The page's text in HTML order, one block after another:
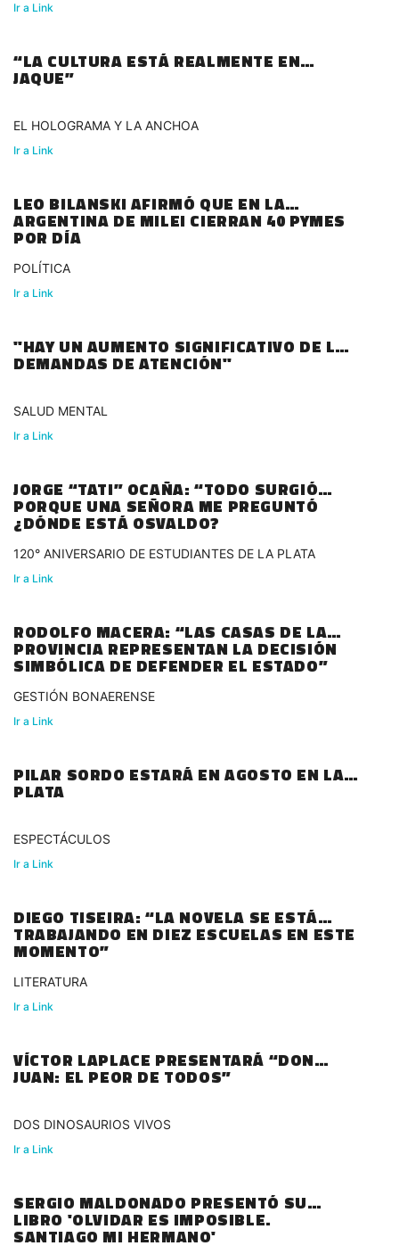
Ir a Link
“LA CULTURA ESTÁ REALMENTE EN
JAQUE”
EL HOLOGRAMA Y LA ANCHOA
Ir a Link
LEO BILANSKI AFIRMÓ QUE EN LA
ARGENTINA DE MILEI CIERRAN 40 PYMES
POR DÍA
POLÍTICA
Ir a Link
"HAY UN AUMENTO SIGNIFICATIVO DE LAS
DEMANDAS DE ATENCIÓN"
SALUD MENTAL
Ir a Link
JORGE “TATI” OCAÑA: “TODO SURGIÓ
PORQUE UNA SEÑORA ME PREGUNTÓ
¿DÓNDE ESTÁ OSVALDO?
120° ANIVERSARIO DE ESTUDIANTES DE LA PLATA
Ir a Link
RODOLFO MACERA: “LAS CASAS DE LA
PROVINCIA REPRESENTAN LA DECISIÓN
SIMBÓLICA DE DEFENDER EL ESTADO”
GESTIÓN BONAERENSE
Ir a Link
PILAR SORDO ESTARÁ EN AGOSTO EN LA
PLATA
ESPECTÁCULOS
Ir a Link
DIEGO TISEIRA: “LA NOVELA SE ESTÁ
TRABAJANDO EN DIEZ ESCUELAS EN ESTE
MOMENTO”
LITERATURA
Ir a Link
VÍCTOR LAPLACE PRESENTARÁ “DON
JUAN: EL PEOR DE TODOS”
DOS DINOSAURIOS VIVOS
Ir a Link
SERGIO MALDONADO PRESENTÓ SU
LIBRO 'OLVIDAR ES IMPOSIBLE.
SANTIAGO MI HERMANO'